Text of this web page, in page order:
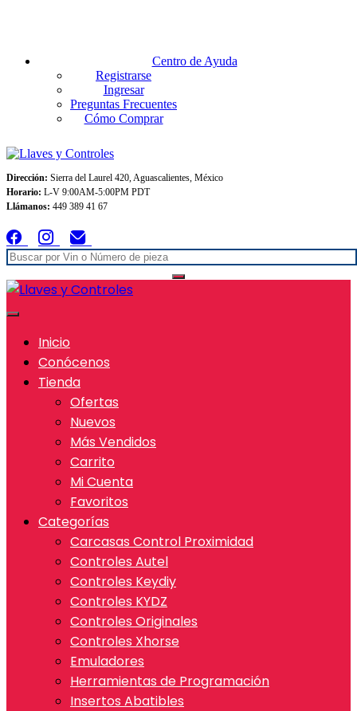
Centro de Ayuda
Registrarse
Ingresar
Preguntas Frecuentes
Cómo Comprar
Dirección: Sierra del Laurel 420, Aguascalientes, México
Horario: L-V 9:00AM-5:00PM PDT
Llámanos: 449 389 41 67
Inicio
Conócenos
Tienda
Ofertas
Nuevos
Más Vendidos
Carrito
Mi Cuenta
Favoritos
Categorías
Carcasas Control Proximidad
Controles Autel
Controles Keydiy
Controles KYDZ
Controles Originales
Controles Xhorse
Emuladores
Herramientas de Programación
Insertos Abatibles